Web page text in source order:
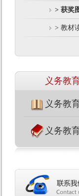
> 获奖
> 教材
义务教
义务教育
义务教育